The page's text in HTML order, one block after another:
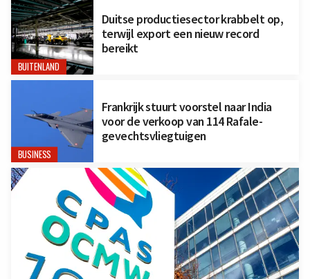
BUITENLAND
Duitse productiesector krabbelt op,
terwijl export een nieuw record
bereikt
BUSINESS
Frankrijk stuurt voorstel naar India
voor de verkoop van 114 Rafale-
gevechtsvliegtuigen